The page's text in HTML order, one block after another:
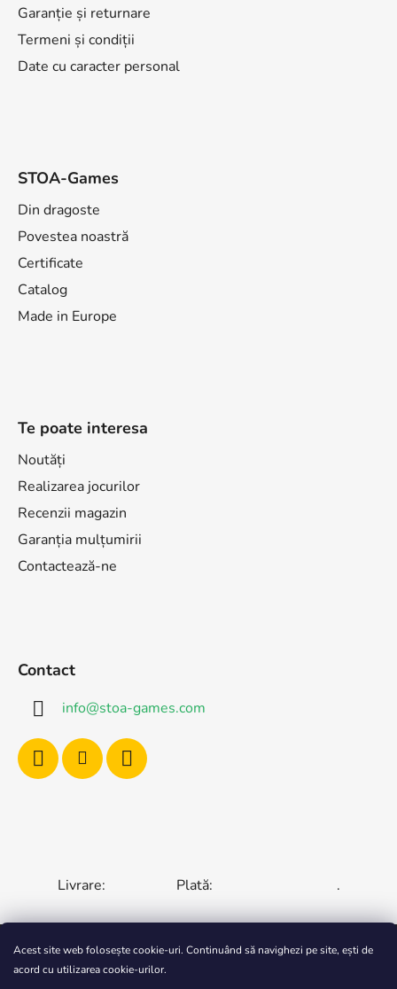
Acest site web folosește cookie-uri. Continuând să navighezi pe site, ești de
acord cu utilizarea cookie-urilor.
Garanție și returnare
Termeni și condiții
Date cu caracter personal
STOA-Games
Din dragoste
Povestea noastră
Certificate
Catalog
Made in Europe
Te poate interesa
Noutăți
Realizarea jocurilor
Recenzii magazin
Garanția mulțumirii
Contactează-ne
Contact
info@stoa-games.com
Livrare: Plată: .
CZECH REPUBLIC